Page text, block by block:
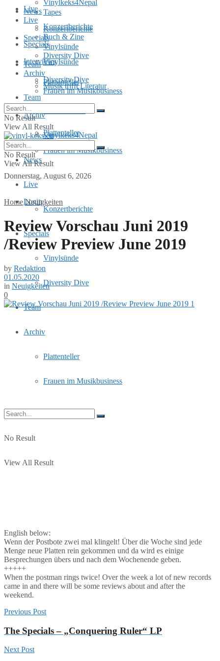
Live
Konzertberichte
Specials
Vinylsünde
Diversity Dive
Team
Archiv
Plattenteller
Frauen im Musikbusiness
Donnerstag, August 6, 2026
Login
Tapes
Buch & Zine
Interviews
Musik trifft Literatur
Vinylkeks4Nepal
News
Live
Konzertberichte
Specials
Vinylsünde
Diversity Dive
Team
Archiv
Plattenteller
Frauen im Musikbusiness
No Result
View All Result
Vinylkeks4Nepal
News
Live
Konzertberichte
Specials
Vinylsünde
Diversity Dive
Team
Archiv
Plattenteller
Frauen im Musikbusiness
No Result
View All Result
No Result
View All Result
Home Neuigkeiten
Review Vorschau Juni 2019
/Review Preview June 2019
by Redaktion
01.05.2020
in Neuigkeiten
0
English below:
Wenn der Postbote zwei mal klingelt! Über die Woche sind jede
Menge neue Platten rein gekommen und da wird es einige
Besprechungen übers und nach dem Wochenende geben.
+++++
When the postman rings twice! Over the week a lot of new records
came in and there will be some reviews about and after the
weekend.
Previous Post
The Specials – „Conquering Ruler“ LP
Next Post